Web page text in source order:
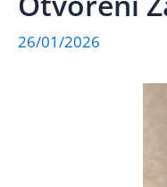
26/01/2026